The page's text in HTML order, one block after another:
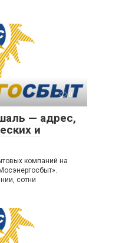
0
— адрес,
и
компаний на
сотни